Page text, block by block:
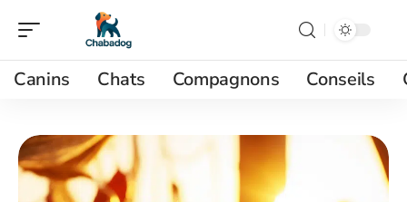
Canins Chats Compagnons Conseils